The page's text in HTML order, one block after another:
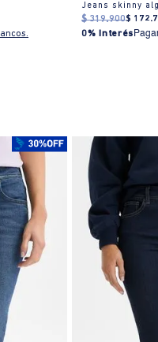
Jeans skinny
$ 319.900$ 172.
0% Interés